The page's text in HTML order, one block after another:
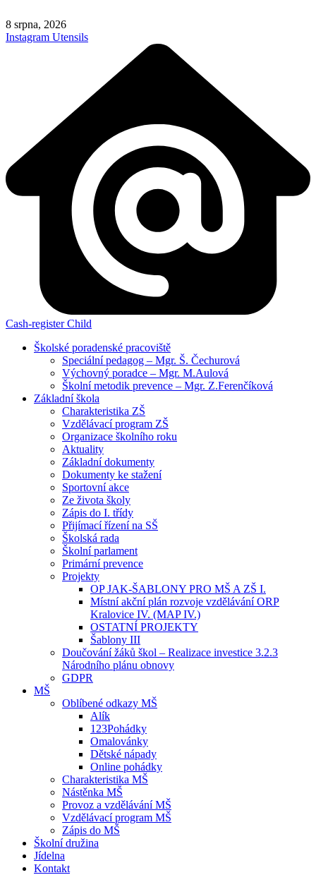
to
content
8 srpna, 2026
Instagram Utensils
Cash-register Child
Školské poradenské pracoviště
Speciální pedagog – Mgr. Š. Čechurová
Výchovný poradce – Mgr. M.Aulová
Školní metodik prevence – Mgr. Z.Ferenčíková
Základní škola
Charakteristika ZŠ
Vzdělávací program ZŠ
Organizace školního roku
Aktuality
Základní dokumenty
Dokumenty ke stažení
Sportovní akce
Ze života školy
Zápis do I. třídy
Přijímací řízení na SŠ
Školská rada
Školní parlament
Primární prevence
Projekty
OP JAK-ŠABLONY PRO MŠ A ZŠ I.
Místní akční plán rozvoje vzdělávání ORP
Kralovice IV. (MAP IV.)
OSTATNÍ PROJEKTY
Šablony III
Doučování žáků škol – Realizace investice 3.2.3
Národního plánu obnovy
GDPR
MŠ
Oblíbené odkazy MŠ
Alík
123Pohádky
Omalovánky
Dětské nápady
Online pohádky
Charakteristika MŠ
Nástěnka MŠ
Provoz a vzdělávání MŠ
Vzdělávací program MŠ
Zápis do MŠ
Školní družina
Jídelna
Kontakt